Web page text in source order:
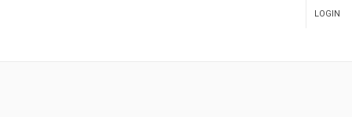
LOGIN